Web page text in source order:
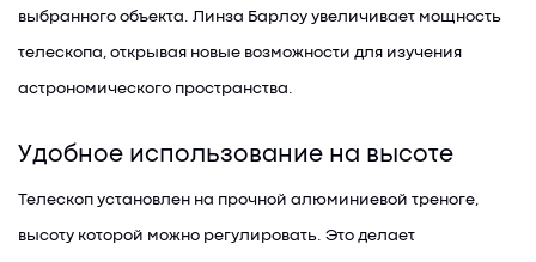
выбранного объекта. Линза Барлоу увеличивает мощность
телескопа, открывая новые возможности для изучения
астрономического пространства.
Удобное использование на высоте
Телескоп установлен на прочной алюминиевой треноге,
высоту которой можно регулировать. Это делает